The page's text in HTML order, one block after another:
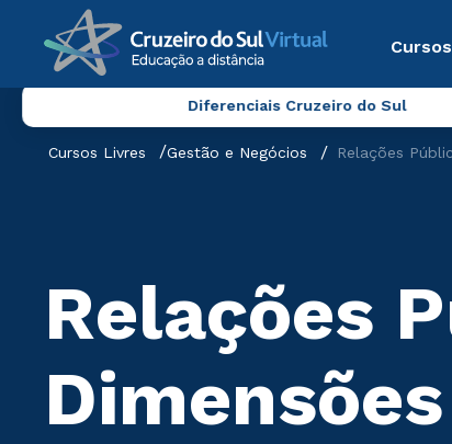
Cursos
Diferenciais Cruzeiro do Sul
Cursos Livres Gestão e Negócios Relações
Relações